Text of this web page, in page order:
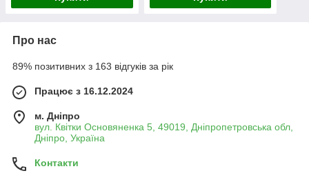
Про нас
89% позитивних з 163 відгуків за рік
Працює з 16.12.2024
м. Дніпро
вул. Квітки Основяненка 5, 49019, Дніпропетровська обл,
Дніпро, Україна
Контакти